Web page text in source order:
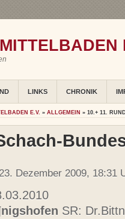
LINKS CHRONIK
E.V. » ALLGEMEIN » 10.+ 11.
Dezember 2009, 18:31
SR: